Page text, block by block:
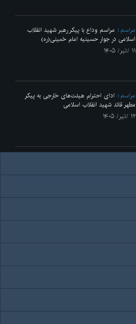
مراسم
مراسم وداع با پیکر رهبر شهید انقلاب
اسلامی در جوار حسینیه امام خمینی(ره)
۱۱ /تیر/ ۱۴۰۵
مراسم
ادای احترام هیئت‌های خارجی به پیکر
مطهر قائد شهید انقلاب اسلامی
۱۲ /تیر/ ۱۴۰۵